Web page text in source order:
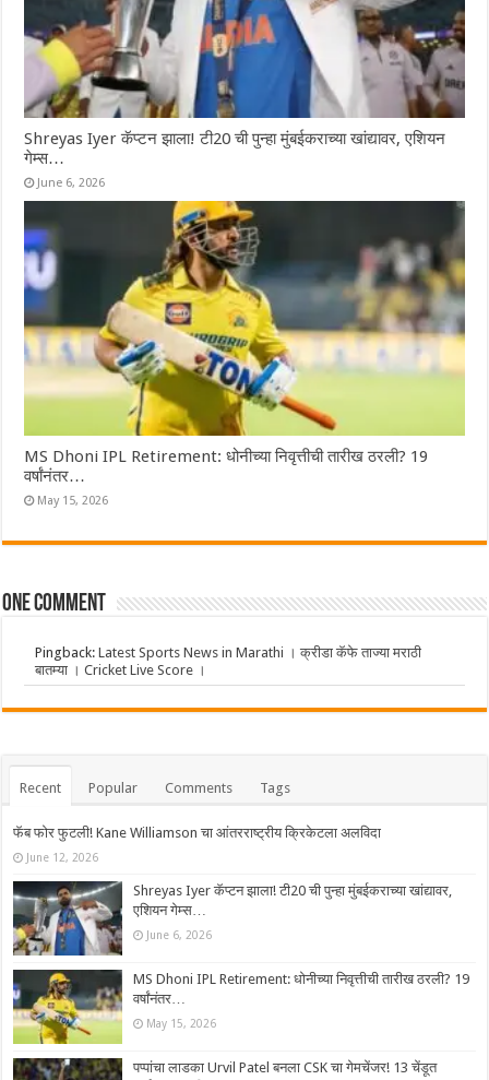
Shreyas Iyer कॅप्टन झाला! टी20 ची पुन्हा मुंबईकराच्या खांद्यावर, एशियन
गेम्स…
June 6, 2026
MS Dhoni IPL Retirement: धोनीच्या निवृत्तीची तारीख ठरली? 19
वर्षांनंतर…
May 15, 2026
One comment
Pingback:Latest Sports News in Marathi । क्रीडा कॅफे ताज्या मराठी
बातम्या । Cricket Live Score ।
Recent Popular Comments Tags
फॅब फोर फुटली! Kane Williamson चा आंतरराष्ट्रीय क्रिकेटला अलविदा
June 12, 2026
Shreyas Iyer कॅप्टन झाला! टी20 ची पुन्हा मुंबईकराच्या खांद्यावर,
एशियन गेम्स…
June 6, 2026
MS Dhoni IPL Retirement: धोनीच्या निवृत्तीची तारीख ठरली? 19
वर्षांनंतर…
May 15, 2026
पप्पांचा लाडका Urvil Patel बनला CSK चा गेमचेंजर! 13 चेंडूत